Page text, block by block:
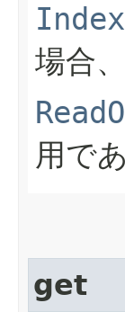
場合
用で
get